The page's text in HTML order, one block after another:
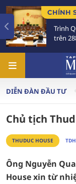
dự án Vành đai 5
tỷ đồng
DIỄN ĐÀN ĐẦU TƯ
Chủ tịch
THUDUC HOUSE TDH
Ông Nguyễn
House xin từ